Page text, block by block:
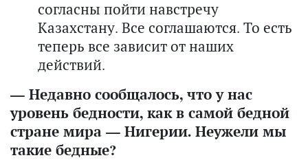
согласны пойти навстречу
Казахстану. Все соглашаются. То есть
теперь все зависит от наших
действий.
— Недавно сообщалось, что у нас
уровень бедности, как в самой бедной
стране мира — Нигерии. Неужели мы
такие бедные?